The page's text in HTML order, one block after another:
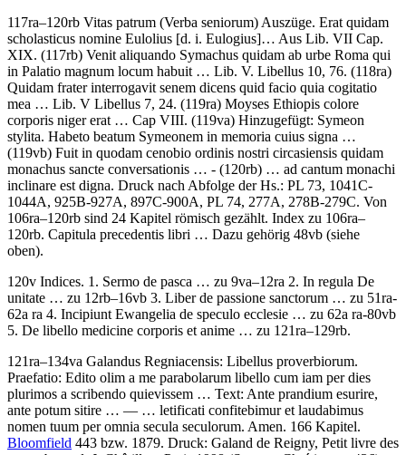
117ra–120rb Vitas patrum (Verba seniorum) Auszüge. Erat quidam
scholasticus nomine Eulolius [d. i. Eulogius]… Aus Lib. VII Cap.
XIX. (117rb) Venit aliquando Symachus quidam ab urbe Roma qui
in Palatio magnum locum habuit … Lib. V. Libellus 10, 76. (118ra)
Quidam frater interrogavit senem dicens quid facio quia cogitatio
mea … Lib. V Libellus 7, 24. (119ra) Moyses Ethiopis colore
corporis niger erat … Cap VIII. (119va) Hinzugefügt: Symeon
stylita. Habeto beatum Symeonem in memoria cuius signa …
(119vb) Fuit in quodam cenobio ordinis nostri circasiensis quidam
monachus sancte conversationis … - (120rb) … ad cantum monachi
inclinare est digna. Druck nach Abfolge der Hs.: PL 73, 1041C-
1044A, 925B-927A, 897C-900A, PL 74, 277A, 278B-279C. Von
106ra–120rb sind 24 Kapitel römisch gezählt. Index zu 106ra–
120rb. Capitula precedentis libri … Dazu gehörig 48vb (siehe
oben).
120v Indices. 1. Sermo de pasca … zu 9va–12ra 2. In regula De
unitate … zu 12rb–16vb 3. Liber de passione sanctorum … zu 51ra-
62a ra 4. Incipiunt Ewangelia de speculo ecclesie … zu 62a ra-80vb
5. De libello medicine corporis et anime … zu 121ra–129rb.
121ra–134va Galandus Regniacensis: Libellus proverbiorum.
Praefatio: Edito olim a me parabolarum libello cum iam per dies
plurimos a scribendo quievissem … Text: Ante prandium esurire,
ante potum sitire … — … letificati confitebimur et laudabimus
nomen tuum per omnia secula seculorum. Amen. 166 Kapitel.
Bloomfield 443 bzw. 1879. Druck: Galand de Reigny, Petit livre des